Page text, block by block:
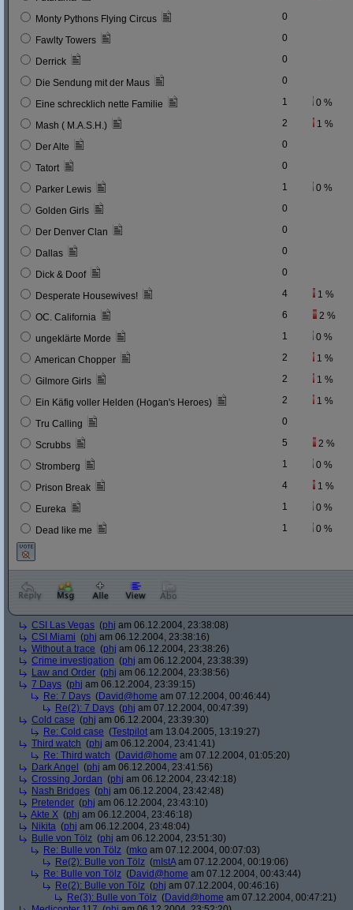
Monty Pythons Flying Circus 0
Fawlty Towers 0
Derrick 0
Die Sendung mit der Maus 0
Eine schrecklich nette Familie 1 0 %
Mash ( M.A.S.H.) 2 1 %
Der Alte 0
Tatort 0
Parker Lewis 1 0 %
Golden Girls 0
Der Denver Clan 0
Dallas 0
Dick & Doof 0
Desperate Housewives! 4 1 %
OC. California 6 2 %
ungeklärte Morde 1 0 %
American Chopper 2 1 %
Gilmore Girls 2 1 %
Ein Käfig voller Helden (Hogan's Heroes) 2 1 %
Tru Calling 0
Scrubbs 5 2 %
Stromberg 1 0 %
Prison Break 4 1 %
Eureka 1 0 %
Dead like me 1 0 %
CSI Las Vegas (phj am 06.12.2004, 23:38:08)
CSI Miami (phj am 06.12.2004, 23:38:16)
Without a trace (phj am 06.12.2004, 23:38:26)
Crime investigation (phj am 06.12.2004, 23:38:39)
Law and Order (phj am 06.12.2004, 23:38:56)
7 Days (phj am 06.12.2004, 23:39:15)
Re: 7 Days (David@home am 07.12.2004, 00:46:44)
Re(2): 7 Days (phj am 07.12.2004, 00:47:39)
Cold case (phj am 06.12.2004, 23:39:30)
Re: Cold case (Testpilot am 13.04.2005, 13:19:27)
Third watch (phj am 06.12.2004, 23:41:41)
Re: Third watch (David@home am 07.12.2004, 01:05:20)
Dark Angel
(phj am 06.12.2004, 23:41:56)
Crossing Jordan (phj am 06.12.2004, 23:42:18)
Nash Bridges (phj am 06.12.2004, 23:42:48)
Pretender (phj am 06.12.2004, 23:43:10)
Akte X (phj am 06.12.2004, 23:46:18)
Nikita (phj am 06.12.2004, 23:48:04)
Bulle von Tölz (phj am 06.12.2004, 23:51:30)
Re: Bulle von Tölz (mko am 07.12.2004, 00:07:03)
Re(2): Bulle von Tölz (mIstAam 07.12.2004, 00:19:06)
Re: Bulle von Tölz (David@home am 07.12.2004, 00:43:44)
Re(2): Bulle von Tölz (phj am 07.12.2004, 00:46:16)
Re(3): Bulle von Tölz (David@home am 07.12.2004, 00:47:21)